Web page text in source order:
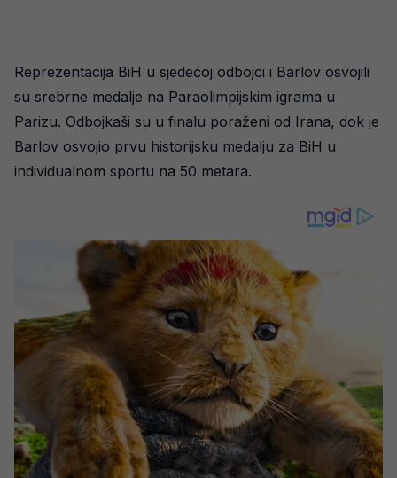
Reprezentacija BiH u sjedećoj odbojci i Barlov osvojili
su srebrne medalje na Paraolimpijskim igrama u
Parizu. Odbojkaši su u finalu poraženi od Irana, dok je
Barlov osvojio prvu historijsku medalju za BiH u
individualnom sportu na 50 metara.